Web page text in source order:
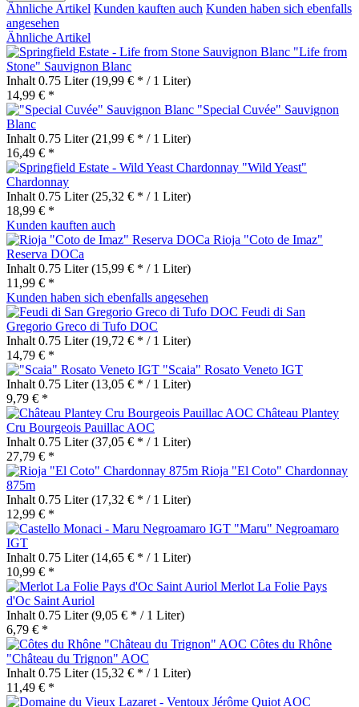
Ähnliche Artikel Kunden kauften auch Kunden haben sich ebenfalls
angesehen
Ähnliche Artikel
"Life from
Stone" Sauvignon Blanc
Inhalt 0.75 Liter(19,99 € * / 1 Liter)
14,99 € *
"Special Cuvée" Sauvignon
Blanc
Inhalt 0.75 Liter(21,99 € * / 1 Liter)
16,49 € *
"Wild Yeast"
Chardonnay
Inhalt 0.75 Liter(25,32 € * / 1 Liter)
18,99 € *
Kunden kauften auch
Rioja "Coto de Imaz"
Reserva DOCa
Inhalt 0.75 Liter(15,99 € * / 1 Liter)
11,99 € *
Kunden haben sich ebenfalls angesehen
Feudi di San
Gregorio Greco di Tufo DOC
Inhalt 0.75 Liter(19,72 € * / 1 Liter)
14,79 € *
"Scaia" Rosato Veneto IGT
Inhalt 0.75 Liter(13,05 € * / 1 Liter)
9,79 € *
Château Plantey
Cru Bourgeois Pauillac AOC
Inhalt 0.75 Liter(37,05 € * / 1 Liter)
27,79 € *
Rioja "El Coto" Chardonnay
875m
Inhalt 0.75 Liter(17,32 € * / 1 Liter)
12,99 € *
"Maru" Negroamaro
IGT
Inhalt 0.75 Liter(14,65 € * / 1 Liter)
10,99 € *
Merlot La Folie Pays
d'Oc Saint Auriol
Inhalt 0.75 Liter(9,05 € * / 1 Liter)
6,79 € *
Côtes du Rhône
"Château du Trignon" AOC
Inhalt 0.75 Liter(15,32 € * / 1 Liter)
11,49 € *